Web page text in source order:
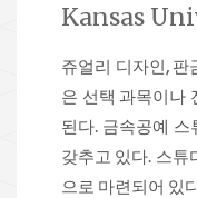
Kansas
쥬얼리 디자인, 판
은 선택 과목이나
된다. 금속공예
갖추고 있다. 스튜
으로 마련되어 있